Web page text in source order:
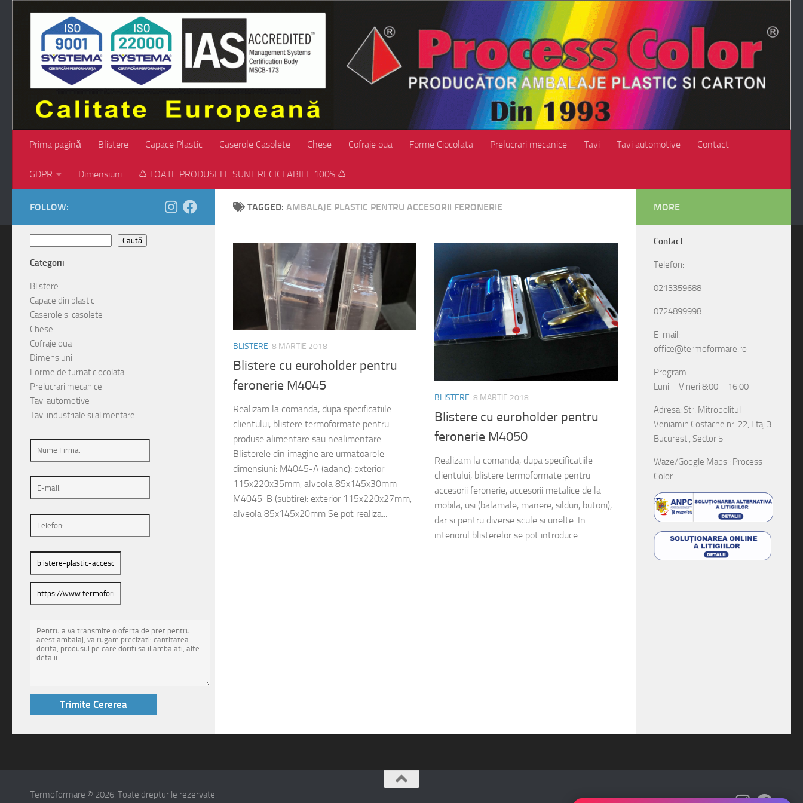
Skip to content
Prima pagină Blistere Capace Plastic Caserole Casolete Chese Cofraje oua Forme Ciocolata Prelucrari mecanice Tavi Tavi automotive Contact
GDPR Dimensiuni ♺ TOATE PRODUSELE SUNT RECICLABILE 100% ♺
TAGGED: AMBALAJE PLASTIC PENTRU ACCESORII FERONERIE
BLISTERE 8 MARTIE 2018
Blistere cu euroholder pentru
feronerie M4045
Realizam la comanda, dupa specificatiile
clientului, blistere termoformate pentru
produse alimentare sau nealimentare.
Blisterele din imagine are urmatoarele
dimensiuni: M4045-A (adanc): exterior
115x220x35mm, alveola 85x145x30mm
M4045-B (subtire): exterior 115x220x27mm,
alveola 85x145x20mm Se pot realiza...
BLISTERE 8 MARTIE 2018
Blistere cu euroholder pentru
feronerie M4050
Realizam la comanda, dupa specificatiile
clientului, blistere termoformate pentru
accesorii feronerie, accesorii metalice de la
mobila, usi (balamale, manere, silduri, butoni),
dar si pentru diverse scule si unelte. In
interiorul blisterelor se pot introduce...
FOLLOW:
Caută
Categorii
Blistere
Capace din plastic
Caserole si casolete
Chese
Cofraje oua
Dimensiuni
Forme de turnat ciocolata
Prelucrari mecanice
Tavi automotive
Tavi industriale si alimentare
MORE
Contact
Telefon:
0213359688
0724899998
E-mail:
office@termoformare.ro
Program:
Luni – Vineri 8:00 – 16:00
Adresa: Str. Mitropolitul
Veniamin Costache nr. 22, Etaj 3
Bucuresti, Sector 5
Waze/Google Maps : Process
Color
Termoformare © 2026. Toate drepturile rezervate.